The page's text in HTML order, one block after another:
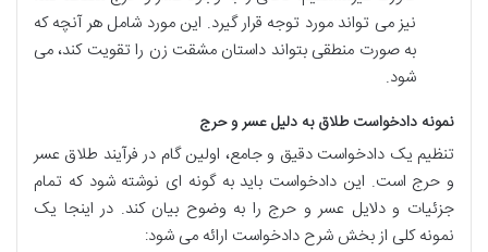
نیز می تواند مورد توجه قرار گیرد. این مورد شامل هر آنچه که
به صورت منطقی بتواند داستان مشقت زن را تقویت کند، می
شود.
نمونه دادخواست طلاق به دلیل عسر و حرج
تنظیم یک دادخواست دقیق و جامع، اولین گام در فرآیند طلاق عسر
و حرج است. این دادخواست باید به گونه ای نوشته شود که تمام
جزئیات و دلایل عسر و حرج را به وضوح بیان کند. در اینجا یک
نمونه کلی از بخش شرح دادخواست ارائه می شود: